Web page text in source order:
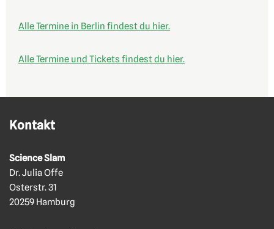
Alle Termine in Berlin findest du hier.
Alle Termine und Tickets findest du hier.
Kontakt
Science Slam
Dr. Julia Offe
Osterstr. 31
20259 Hamburg